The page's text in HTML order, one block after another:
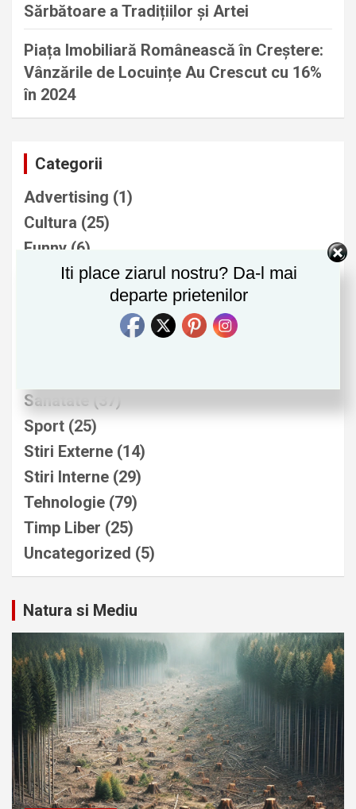
Sărbătoare a Tradițiilor și Artei
Piața Imobiliară Românească în Creștere:
Vânzările de Locuințe Au Crescut cu 16%
în 2024
Categorii
Advertising (1)
Cultura (25)
Funny (6)
Imobiliare(9)
Informatii Utile(37)
Natura si Mediu(29)
Sanatate
Sport (25)
Stiri Externe (14)
Stiri Interne (29)
Tehnologie (79)
Timp Liber (25)
Uncategorized (5)
Natura si Mediu
Iti place ziarul nostru? Da-l mai
departe prietenilor